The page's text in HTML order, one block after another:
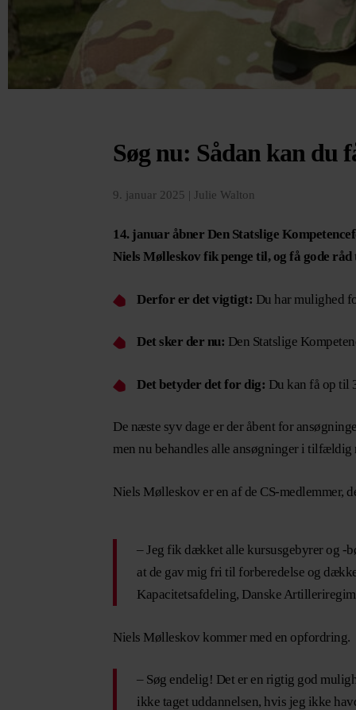
Søg nu: Sådan kan du
9. januar 2025 | Julie Walton
14. januar åbner Den Statslige
Niels Mølleskov fik penge til, og få gode råd
Derfor er det vigtigt: Du har mulighed
Det sker der nu: Den Statslige
Det betyder det for dig: Du kan få op til
De næste syv dage er der åbent for
men nu behandles alle ansøgninger i
Niels Mølleskov er en af de CS-medlemmer,
– Jeg fik dækket alle kursusgebyrer og -
at de gav mig fri til forberedelse og
Kapacitetsafdeling, Danske
Niels Mølleskov kommer med en opfordring.
– Søg endelig! Det er en rigtig god
ikke taget uddannelsen, hvis jeg ikke